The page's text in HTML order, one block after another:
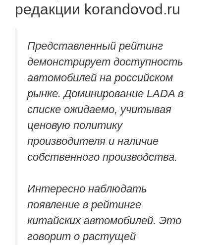
редакции korandovod.ru
Представленный рейтинг
демонстрирует доступность
автомобилей на российском
рынке. Доминирование LADA в
списке ожидаемо, учитывая
ценовую политику
производителя и наличие
собственного производства.
Интересно наблюдать
появление в рейтинге
китайских автомобилей. Это
говорит о растущей